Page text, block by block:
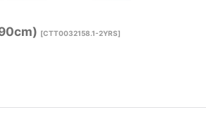
[CTT0032158.1-2YRS]